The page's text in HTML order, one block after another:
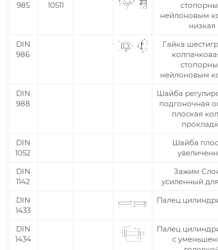
985
10511
нейлоновым
низкая
DIN
986
Гайка
нейлоновым
DIN
988
Шайба
подгоночная
плоская
DIN
1052
Шайба
DIN
1142
Зажим
усиленный
DIN
1433
DIN
Палец